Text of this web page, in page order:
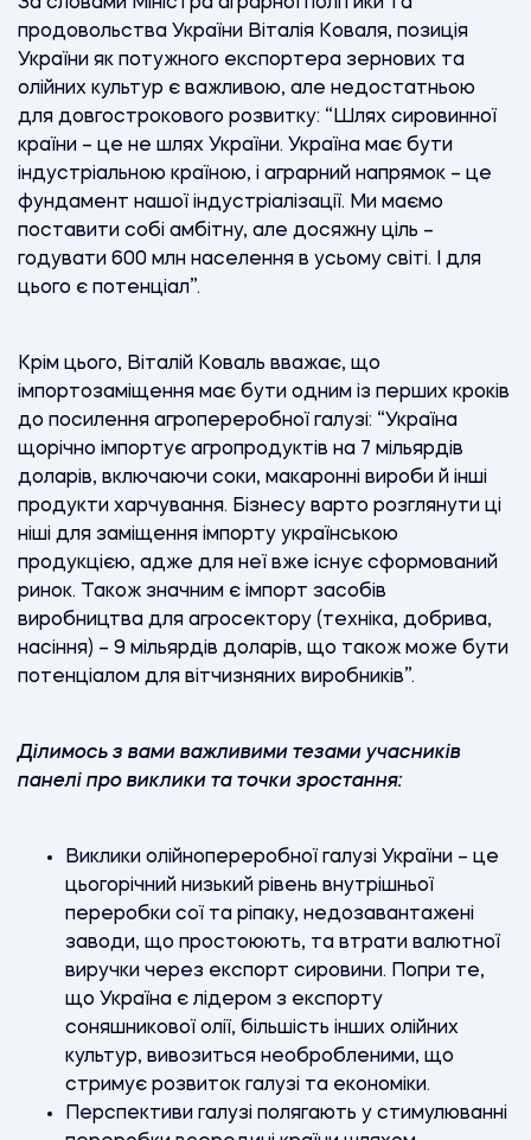
продовольства України Віталія Коваля, позиція
України як потужного експортера зернових та
олійних культур є важливою, але недостатньою
для довгострокового розвитку: “Шлях сировинної
країни – це не шлях України. Україна має бути
індустріальною країною, і аграрний напрямок – це
фундамент нашої індустріалізації. Ми маємо
поставити собі амбітну, але досяжну ціль –
годувати 600 млн населення в усьому світі. І для
цього є потенціал”.
Крім цього, Віталій Коваль вважає, що
імпортозаміщення має бути одним із перших кроків
до посилення агропереробної галузі: “Україна
щорічно імпортує агропродуктів на 7 мільярдів
доларів, включаючи соки, макаронні вироби й інші
продукти харчування. Бізнесу варто розглянути ці
ніші для заміщення імпорту українською
продукцією, адже для неї вже існує сформований
ринок. Також значним є імпорт засобів
виробництва для агросектору (техніка, добрива,
насіння) – 9 мільярдів доларів, що також може бути
потенціалом для вітчизняних виробників”.
Ділимось з вами важливими тезами учасників
панелі про виклики та точки зростання:
Виклики олійнопереробної галузі України – це
цьогорічний низький рівень внутрішньої
переробки сої та ріпаку, недозавантажені
заводи, що простоюють, та втрати валютної
виручки через експорт сировини. Попри те,
що Україна є лідером з експорту
соняшникової олії, більшість інших олійних
культур, вивозиться необробленими, що
стримує розвиток галузі та економіки.
Перспективи галузі полягають у стимулюванні